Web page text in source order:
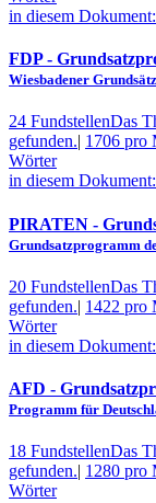
in diesem
FDP-
Wiesbadener
24 FundstellenDas
gefunden.| 1706 pro
Wörter
in diesem
PIRATEN -
Grundsatzprogramm
20 FundstellenDas
gefunden.| 1422 pro
Wörter
in diesem
AFD -
Programm für
18 FundstellenDas
gefunden.| 1280 pro
Wörter